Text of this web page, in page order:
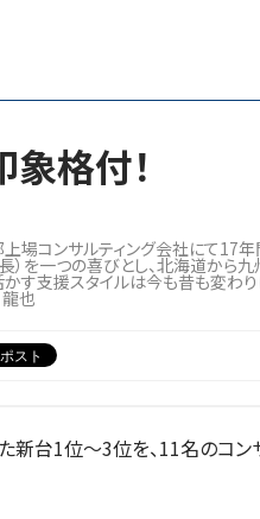
格付！
コンサルティング会社にて17年
）を一つの喜びとし、北海道から
す支援スタイルは今も昔も変わ
也
台1位～3位を、11名のコン